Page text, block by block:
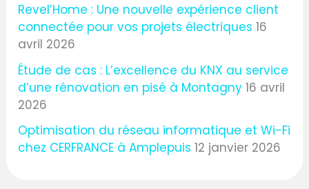
Revel’Home : Une nouvelle expérience client
connectée pour vos projets électriques 16
avril 2026
Étude de cas : L’excellence du KNX au service
d’une rénovation en pisé à Montagny 16 avril
2026
Optimisation du réseau informatique et Wi-Fi
chez CERFRANCE à Amplepuis 12 janvier 2026